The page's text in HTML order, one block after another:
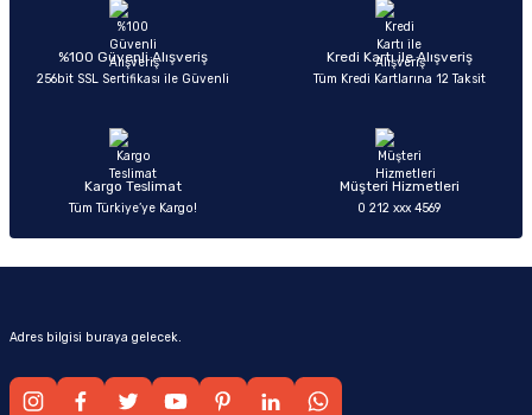
Ürün açıklamasında eksik bilgiler bulunuyor.
Ürün bilgilerinde hatalar bulunuyor.
Ürün fiyatı diğer sitelerden daha pahalı.
%100 Güvenli Alışveriş
256bit SSL Sertifikası ile Güvenli
Kredi Kartı ile Alışveriş
Tüm Kredi Kartlarına 12 Taksit
Kargo Teslimat
Tüm Türkiye’ye Kargo!
Müşteri Hizmetleri
0 212 xxx 4569
Adres bilgisi buraya gelecek.